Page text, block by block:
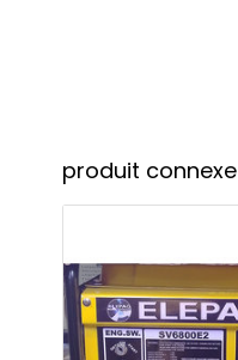
produit connexe